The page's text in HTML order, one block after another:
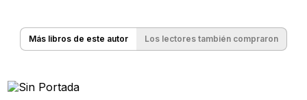
Más libros de este autor Los lectores también compraron